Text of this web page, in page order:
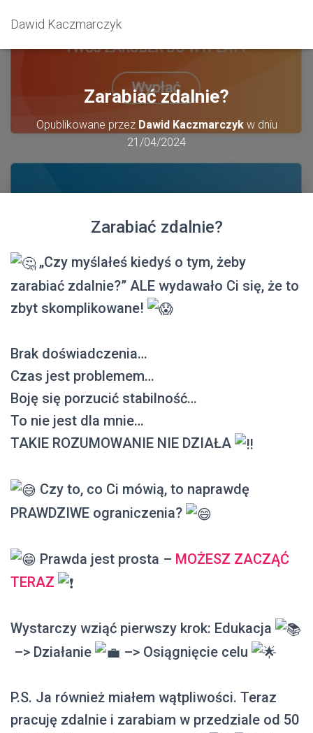
Dawid Kaczmarczyk
Zarabiać zdalnie?
Opublikowane przez Dawid Kaczmarczykw dniu
21/04/2024
Zarabiać zdalnie?
„Czy myślałeś kiedyś o tym, żeby
zarabiać zdalnie?” ALE wydawało Ci się, że to
zbyt skomplikowane!
Brak doświadczenia…
Czas jest problemem…
Boję się porzucić stabilność…
To nie jest dla mnie…
TAKIE ROZUMOWANIE NIE DZIAŁA
Czy to, co Ci mówią, to naprawdę
PRAWDZIWE ograniczenia?
Prawda jest prosta – MOŻESZ ZACZĄĆ
TERAZ
Wystarczy wziąć pierwszy krok: Edukacja
–> Działanie
–> Osiągnięcie celu
P.S. Ja również miałem wątpliwości. Teraz
pracuję zdalnie i zarabiam w przedziale od 50